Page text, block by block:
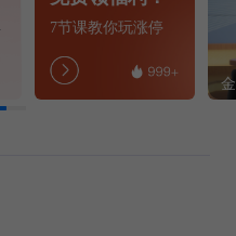
7节课教你玩涨停